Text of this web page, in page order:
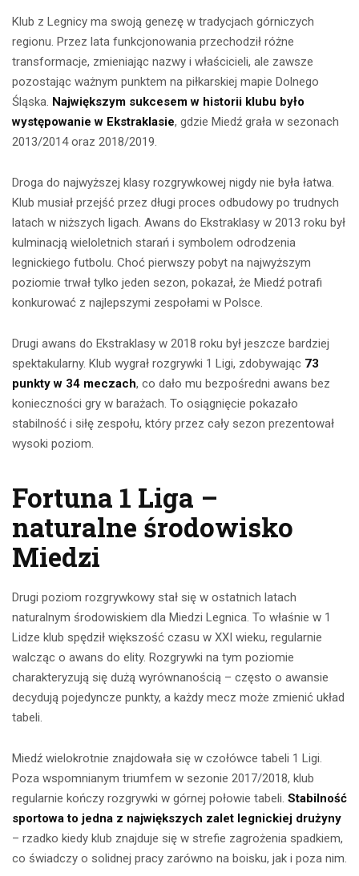
Klub z Legnicy ma swoją genezę w tradycjach górniczych
regionu. Przez lata funkcjonowania przechodził różne
transformacje, zmieniając nazwy i właścicieli, ale zawsze
pozostając ważnym punktem na piłkarskiej mapie Dolnego
Śląska. Największym sukcesem w historii klubu było
występowanie w Ekstraklasie, gdzie Miedź grała w sezonach
2013/2014 oraz 2018/2019.
Droga do najwyższej klasy rozgrywkowej nigdy nie była łatwa.
Klub musiał przejść przez długi proces odbudowy po trudnych
latach w niższych ligach. Awans do Ekstraklasy w 2013 roku był
kulminacją wieloletnich starań i symbolem odrodzenia
legnickiego futbolu. Choć pierwszy pobyt na najwyższym
poziomie trwał tylko jeden sezon, pokazał, że Miedź potrafi
konkurować z najlepszymi zespołami w Polsce.
Drugi awans do Ekstraklasy w 2018 roku był jeszcze bardziej
spektakularny. Klub wygrał rozgrywki 1 Ligi, zdobywając 73
punkty w 34 meczach, co dało mu bezpośredni awans bez
konieczności gry w barażach. To osiągnięcie pokazało
stabilność i siłę zespołu, który przez cały sezon prezentował
wysoki poziom.
Fortuna 1 Liga –
naturalne środowisko
Miedzi
Drugi poziom rozgrywkowy stał się w ostatnich latach
naturalnym środowiskiem dla Miedzi Legnica. To właśnie w 1
Lidze klub spędził większość czasu w XXI wieku, regularnie
walcząc o awans do elity. Rozgrywki na tym poziomie
charakteryzują się dużą wyrównanością – często o awansie
decydują pojedyncze punkty, a każdy mecz może zmienić układ
tabeli.
Miedź wielokrotnie znajdowała się w czołówce tabeli 1 Ligi.
Poza wspomnianym triumfem w sezonie 2017/2018, klub
regularnie kończy rozgrywki w górnej połowie tabeli. Stabilność
sportowa to jedna z największych zalet legnickiej drużyny
– rzadko kiedy klub znajduje się w strefie zagrożenia spadkiem,
co świadczy o solidnej pracy zarówno na boisku, jak i poza nim.